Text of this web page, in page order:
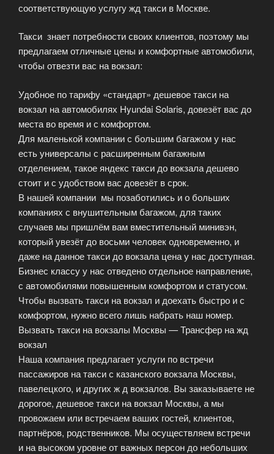
соответствующую услугу жд такси в Москве.
Такси знает потребности своих клиентов, поэтому мы
предлагаем отличные цены и комфортные автомобили,
чтобы отвезти вас на вокзал:
Удобное по тарифу «стандарт» дешевое такси на
вокзал на автомобилях Hyundai Solaris, довезёт вас до
места во время и с комфортом.
Для маленькой компании с большим багажом у нас
есть универсалы с расширенным багажным
отделением, такое яндекс такси до вокзала дешево
стоит и с удобством вас довезёт в срок.
В нашей компании мы позаботились и о больших
компаниях с внушительным багажом, для таких
случаев мы пришлём вам вместительный минивэн,
который увезёт до восьми человек одновременно, и
даже на данное такси до вокзала цена у нас доступная.
Бизнес классу у нас отведено отдельное направление,
с автомобилями повышенным комфортом и статусом.
Чтобы вызвать такси на вокзал и доехать быстро и с
комфортом, нужно всего лишь набрать наш номер.
Вызвать такси на вокзалы Москвы — Трансфер на жд
вокзал
Наша компания предлагает услуги по встречи
пассажиров на такси с казанского вокзала Москвы,
павелецкого, и других ж д вокзалов. Вы заказываете не
дорогое, дешевое такси на вокзал Москвы, а мы
провожаем или встречаем ваших гостей, клиентов,
партнёров, родственников. Мы осуществляем встречи
и на высоком уровне от важных персон до небольших